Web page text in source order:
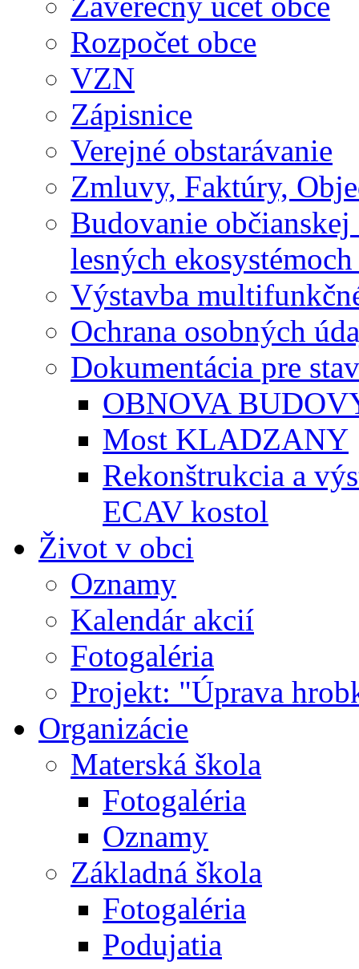
Rozpočet obce
VZN
Zápisnice
Verejné obstarávanie
Zmluvy, Faktúry,
Budovanie
lesných
Výstavba
Ochrana osobných
Dokumentácia pre
OBNOVA
Most KLADZANY
Rekonštrukcia a
ECAV kostol
Život v obci
Oznamy
Kalendár akcií
Fotogaléria
Projekt: "Úprava
Organizácie
Materská škola
Fotogaléria
Oznamy
Základná škola
Fotogaléria
Podujatia